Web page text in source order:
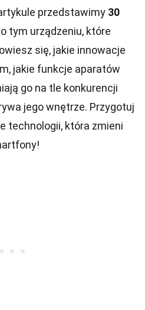
przedstawimy 30
o tym urządzeniu, które
się, jakie innowacje
jakie funkcje aparatów
go na tle konkurencji
jego wnętrze. Przygotuj
technologii, która zmieni